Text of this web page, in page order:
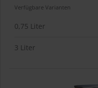
Verfügbare Varianten
0,75 Liter
3 Liter